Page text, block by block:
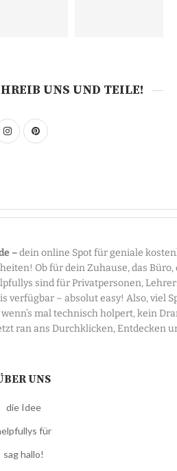
UNS UND TEILE!
–dein online Spot für geniale
Ob für dein Zuhause, das Büro,
sind für Privatpersonen,
verfügbar – absolut easy! Also, viel
mal technisch holpert, kein
ran ans Durchklicken, Entdecken
UNS
die Idee
für
sag hallo!